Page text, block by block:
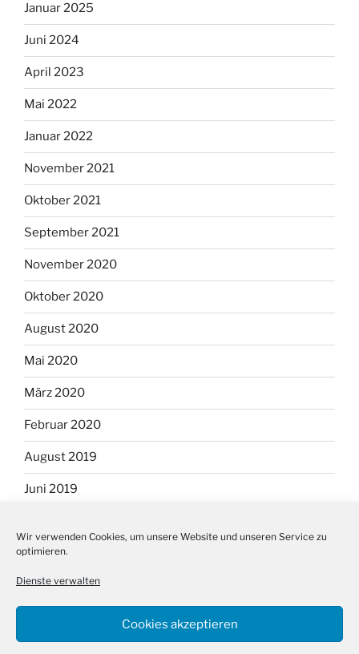
Wir verwenden Cookies, um unsere Website und unseren Service zu
optimieren.
Dienste verwalten
Cookies akzeptieren
Januar 2025
Juni 2024
April 2023
Mai 2022
Januar 2022
November 2021
Oktober 2021
September 2021
November 2020
Oktober 2020
August 2020
Mai 2020
März 2020
Februar 2020
August 2019
Juni 2019
August 2018